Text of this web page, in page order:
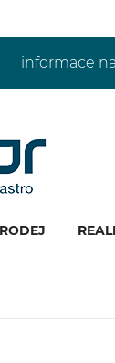
informace